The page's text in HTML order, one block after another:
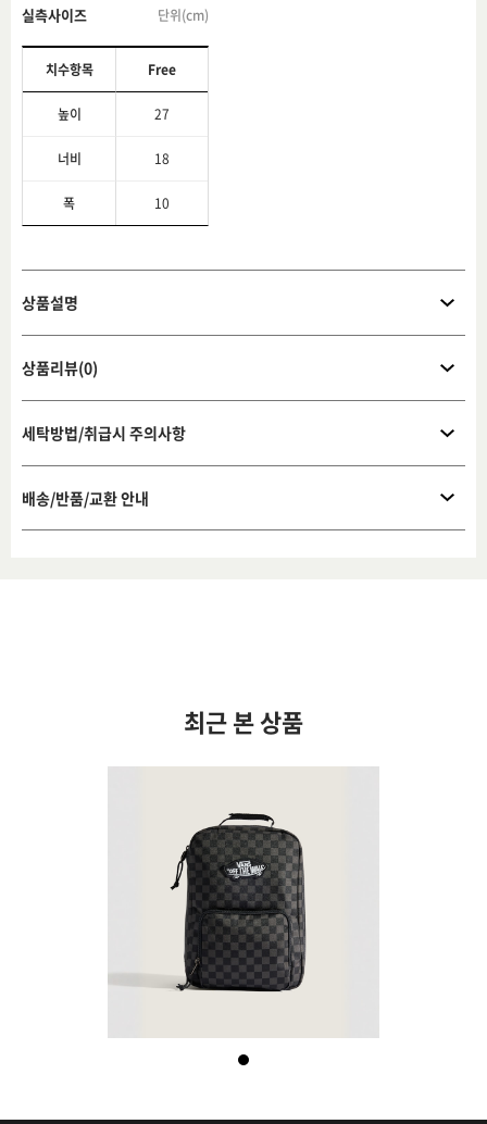
실측사이즈 단위(cm)
치수항목 Free
높이 27
너비 18
폭 10
상품설명
상품리뷰(0)
세탁방법/취급시 주의사항
배송/반품/교환 안내
최근 본 상품